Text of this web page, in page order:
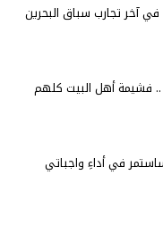
في آخر تجارب سباق البحرين
.. فشيمة أهل البيت كلهم
في أداءِ واجباتي